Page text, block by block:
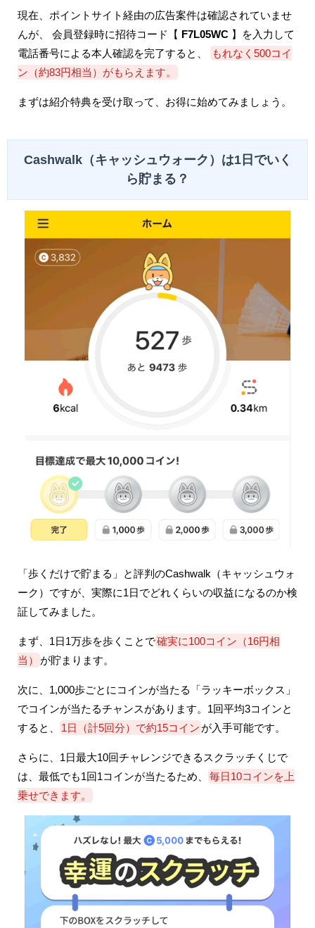
現在、ポイントサイト経由の広告案件は確認されていませ
んが、 会員登録時に招待コード【 F7L05WC 】を入力して
電話番号による本人確認を完了すると、
もれなく500コイ
ン（約83円相当）がもらえます。
まずは紹介特典を受け取って、お得に始めてみましょう。
Cashwalk（キャッシュウォーク）は1日でいく
ら貯まる？
「歩くだけで貯まる」と評判のCashwalk（キャッシュウォ
ーク）ですが、実際に1日でどれくらいの収益になるのか検
証してみました。
まず、1日1万歩を歩くことで確実に100コイン（16円相
当）
が貯まります。
次に、1,000歩ごとにコインが当たる「ラッキーボックス」
でコインが当たるチャンスがあります。1回平均3コインと
すると、
1日（計5回分）で約15コイン が入手可能です。
さらに、1日最大10回チャレンジできるスクラッチくじで
は、最低でも1回1コインが当たるため、
毎日10コインを上
乗せできます。